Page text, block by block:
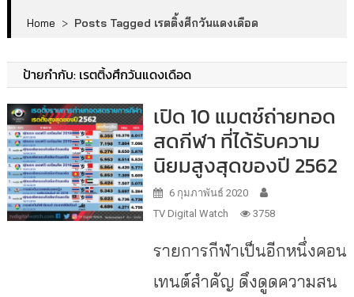
Home > Posts Tagged เรตติ้งศึกวันแดงเดือด
ป้ายกำกับ: เรตติ้งศึกวันแดงเดือด
เปิด 10 แมตช์ถ่ายทอด
สดกีฬา ที่ได้รับความ
นิยมสูงสุดของปี 2562
6 กุมภาพันธ์ 2020
TV Digital Watch
3758
รายการกีฬาเป็นอีกหนึ่งคอน
เทนต์สำคัญ ดึงดูดความสน